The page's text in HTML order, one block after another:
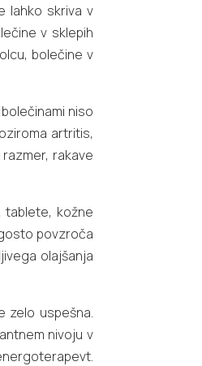
lahko skriva v
v sklepih
bolečine v
niso
artritis,
rakave
tablete, kožne
povzroča
olajšanja
zelo uspešna.
nivoju v